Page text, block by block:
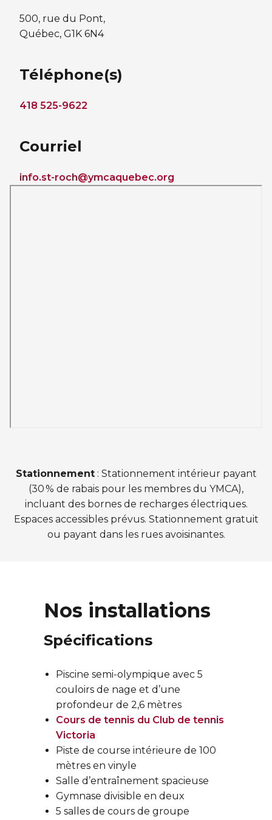
500, rue du Pont,
Québec, G1K 6N4
Téléphone(s)
418 525-9622
Courriel
info.st-roch@ymcaquebec.org
Stationnement: Stationnement intérieur payant
(30 % de rabais pour les membres du YMCA),
incluant des bornes de recharges électriques.
Espaces accessibles prévus. Stationnement gratuit
ou payant dans les rues avoisinantes.
Nos installations
Spécifications
Piscine semi-olympique avec 5
couloirs de nage et d’une
profondeur de 2,6 mètres
Cours de tennis du Club de tennis
Victoria
Piste de course intérieure de 100
mètres en vinyle
Salle d’entraînement spacieuse
Gymnase divisible en deux
5 salles de cours de groupe